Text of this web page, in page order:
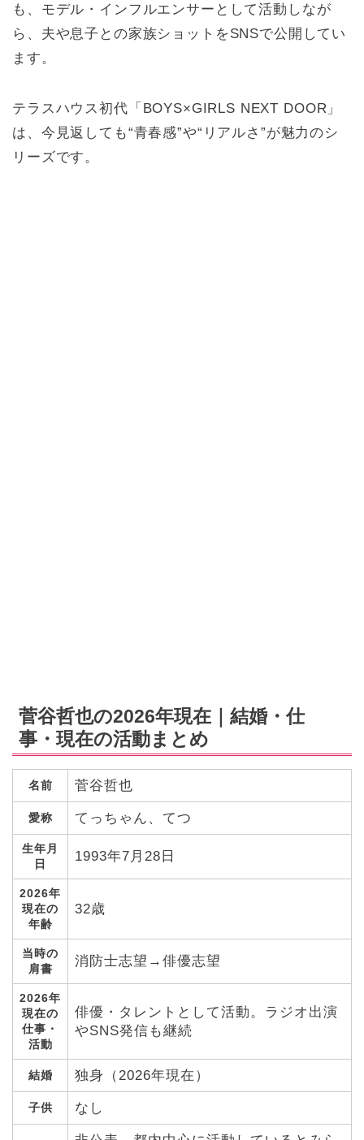
も、モデル・インフルエンサーとして活動しなが
ら、夫や息子との家族ショットをSNSで公開してい
ます。
テラスハウス初代「BOYS×GIRLS NEXT DOOR」
は、今見返しても“青春感”や“リアルさ”が魅力のシ
リーズです。
菅谷哲也の2026年現在｜結婚・仕
事・現在の活動まとめ
名前 菅谷哲也
愛称 てっちゃん、てつ
生年月
日
1993年7月28日
2026年
現在の
年齢
32歳
当時の
肩書
消防士志望→俳優志望
2026年
現在の
仕事・
活動
俳優・タレントとして活動。ラジオ出演
やSNS発信も継続
結婚 独身（2026年現在）
子供 なし